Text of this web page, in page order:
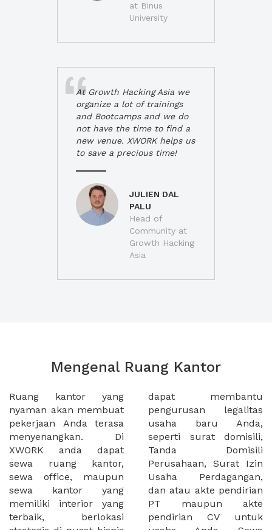
at Binus
University
At Growth Hacking Asia we
organize a lot of trainings
and Bootcamps and we do
not have the time to find a
new venue. XWORK helps us
to save a precious time!
JULIEN DAL
PALU
Head of
Community at
Growth Hacking
Asia
Mengenal Ruang Kantor
Ruang kantor yang
nyaman akan membuat
pekerjaan Anda terasa
menyenangkan. Di
XWORK anda dapat
sewa ruang kantor,
sewa office, maupun
sewa kantor yang
memiliki interior yang
terbaik, berlokasi
dapat membantu
pengurusan legalitas
usaha baru Anda,
seperti surat domisili,
Tanda Domisili
Perusahaan, Surat Izin
Usaha Perdagangan,
dan atau akte pendirian
PT maupun akte
pendirian CV untuk